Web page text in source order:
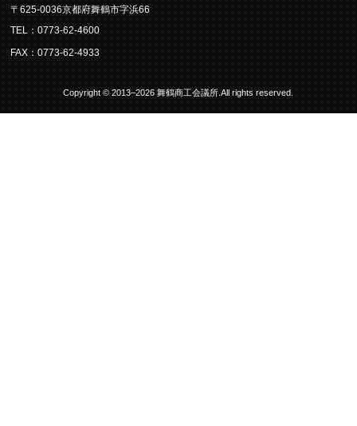
〒625-0036京都府舞鶴市字浜66
TEL：0773-62-4600
FAX：0773-62-4933
Copyright © 2013–2026 舞鶴商工会議所.All rights reserved.